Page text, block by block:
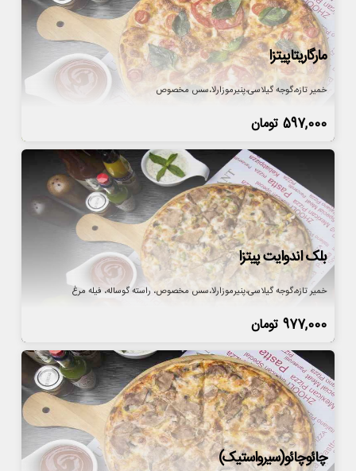
مارگاریتاپیتزا
خمیر تازه،گوجه گیلاسی،پنیرموزارلا،سس مخصوص
597,000 تومان
بلک اندوایت پیتزا
خمیر تازه،گوجه گیلاسی،پنیرموزارلا،سس مخصوص، راسته گوساله، فیله مرغ
977,000 تومان
چائوچائو(سیرواستیک)